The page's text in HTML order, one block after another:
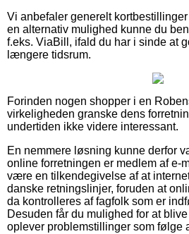
Vi anbefaler generelt
en alternativ mulighed kunne du
f.eks. ViaBill, ifald du har i sinde at
længere tidsrum.
Forinden nogen shopper i en
virkeligheden granske dens
undertiden ikke videre interessant.
En nemmere løsning kunne derfor
online forretningen er medlem af e-
være en tilkendegivelse af at
danske retningslinjer, foruden at
da kontrolleres af fagfolk som er
Desuden får du mulighed for at
oplever problemstillinger som følge